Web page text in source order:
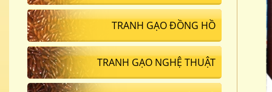
TRANH GẠO ĐỒNG HỒ
TRANH GẠO NGHỆ THUẬT